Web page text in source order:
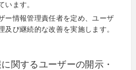
います。
ー情報管理責任者を定め、ユーザ
及び継続的な改善を実施します。
関するユーザーの開示・